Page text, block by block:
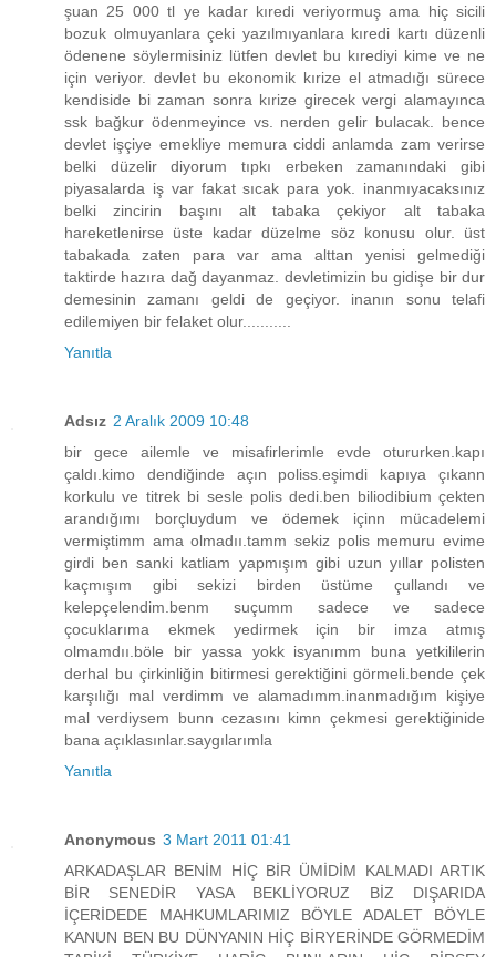
şuan 25 000 tl ye kadar kıredi veriyormuş ama hiç sicili
bozuk olmuyanlara çeki yazılmıyanlara kıredi kartı düzenli
ödenene söylermisiniz lütfen devlet bu kırediyi kime ve ne
için veriyor. devlet bu ekonomik kırize el atmadığı sürece
kendiside bi zaman sonra kırize girecek vergi alamayınca
ssk bağkur ödenmeyince vs. nerden gelir bulacak. bence
devlet işçiye emekliye memura ciddi anlamda zam verirse
belki düzelir diyorum tıpkı erbeken zamanındaki gibi
piyasalarda iş var fakat sıcak para yok. inanmıyacaksınız
belki zincirin başını alt tabaka çekiyor alt tabaka
hareketlenirse üste kadar düzelme söz konusu olur. üst
tabakada zaten para var ama alttan yenisi gelmediği
taktirde hazıra dağ dayanmaz. devletimizin bu gidişe bir dur
demesinin zamanı geldi de geçiyor. inanın sonu telafi
edilemiyen bir felaket olur...........
Yanıtla
Adsız 2 Aralık 2009 10:48
bir gece ailemle ve misafirlerimle evde otururken.kapı
çaldı.kimo dendiğinde açın poliss.eşimdi kapıya çıkann
korkulu ve titrek bi sesle polis dedi.ben biliodibium çekten
arandığımı borçluydum ve ödemek içinn mücadelemi
vermiştimm ama olmadıı.tamm sekiz polis memuru evime
girdi ben sanki katliam yapmışım gibi uzun yıllar polisten
kaçmışım gibi sekizi birden üstüme çullandı ve
kelepçelendim.benm suçumm sadece ve sadece
çocuklarıma ekmek yedirmek için bir imza atmış
olmamdıı.böle bir yassa yokk isyanımm buna yetkililerin
derhal bu çirkinliğin bitirmesi gerektiğini görmeli.bende çek
karşılığı mal verdimm ve alamadımm.inanmadığım kişiye
mal verdiysem bunn cezasını kimn çekmesi gerektiğinide
bana açıklasınlar.saygılarımla
Yanıtla
Anonymous 3 Mart 2011 01:41
ARKADAŞLAR BENİM HİÇ BİR ÜMİDİM KALMADI ARTIK
BİR SENEDİR YASA BEKLİYORUZ BİZ DIŞARIDA
İÇERİDEDE MAHKUMLARIMIZ BÖYLE ADALET BÖYLE
KANUN BEN BU DÜNYANIN HİÇ BİRYERİNDE GÖRMEDİM